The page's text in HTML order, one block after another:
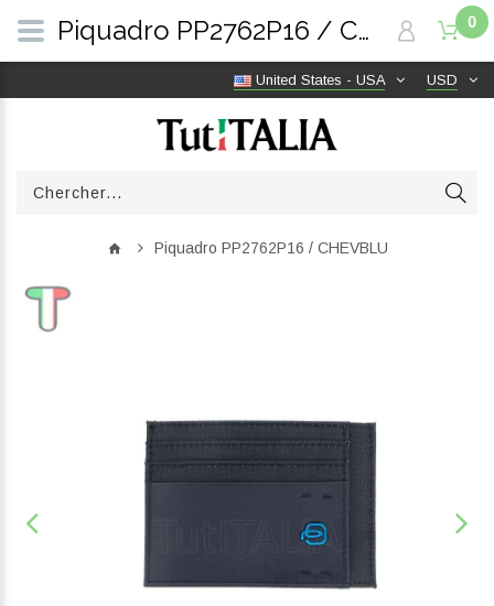
USD
United States - USA
0
Piquadro PP2762P16 / CHEVBLU
Piquadro PP2762P16 / CHEVBLU | TutITALIA